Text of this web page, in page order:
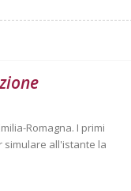
Romagna. I primi
simulare all'istante la